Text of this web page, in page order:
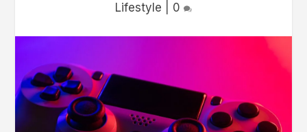
Lifestyle
0